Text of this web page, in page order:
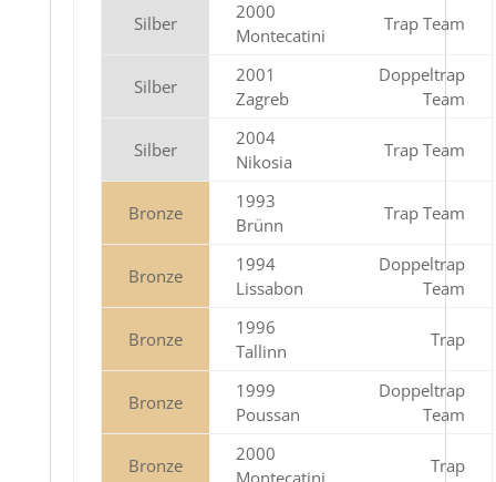
Silber
2000
Montecatini
Trap Team
Silber
2001
Zagreb
Doppeltrap
Team
Silber
2004
Nikosia
Trap Team
Bronze
1993
Brünn
Trap Team
Bronze
1994
Lissabon
Doppeltrap
Team
Bronze
1996
Tallinn
Trap
Bronze
1999
Poussan
Doppeltrap
Team
Bronze
2000
Montecatini
Trap